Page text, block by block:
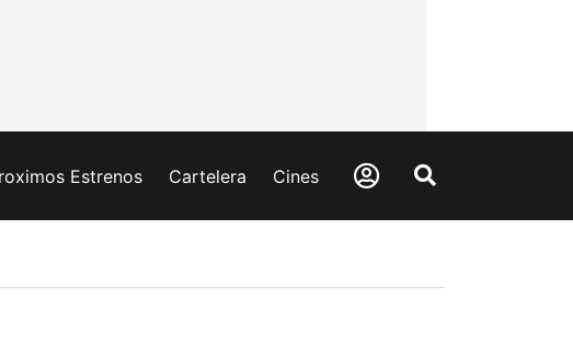
Estrenos Cartelera Cines